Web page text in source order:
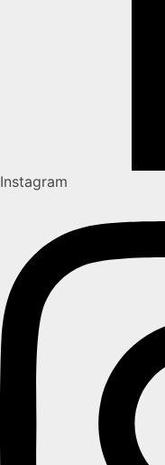
Instagram